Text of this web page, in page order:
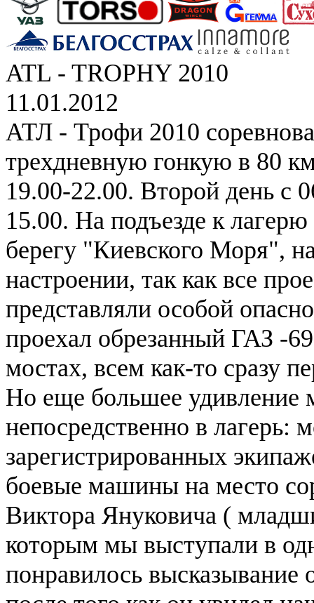
ATL - TROPHY 2010
11.01.2012
АТЛ - Трофи 2010
трехдневную гонкую в 80
19.00-22.00. Второй день с
15.00. На подъезде к
берегу "Киевского Моря",
настроении, так как все
представляли особой
проехал обрезанный ГАЗ -
мостах, всем как-то сразу
Но еще большее удивление
непосредственно в лагерь:
зарегистрированных
боевые машины на место
Виктора Януковича (
которым мы выступали в
понравилось